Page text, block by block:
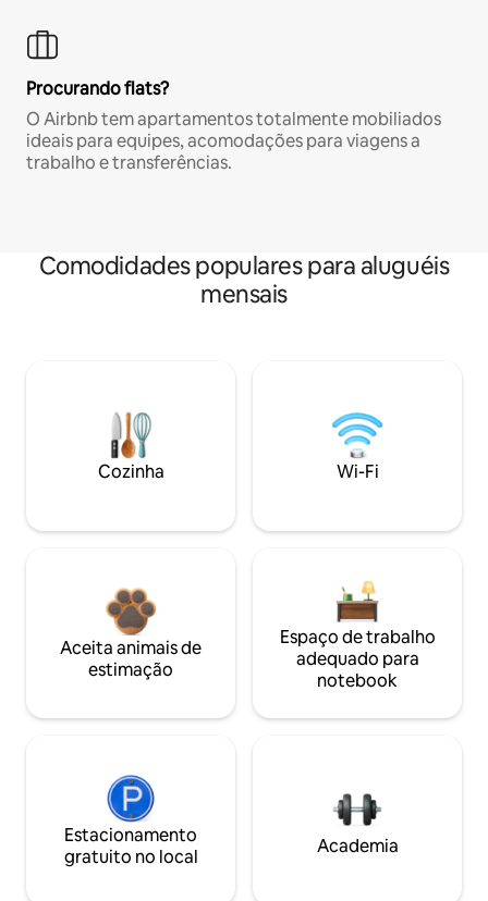
Procurando flats?
O Airbnb tem apartamentos totalmente mobiliados
ideais para equipes, acomodações para viagens a
trabalho e transferências.
Comodidades populares para aluguéis
mensais
Cozinha Wi-Fi
Aceita animais de
estimação
Espaço de trabalho
adequado para
notebook
Estacionamento
gratuito no local
Academia